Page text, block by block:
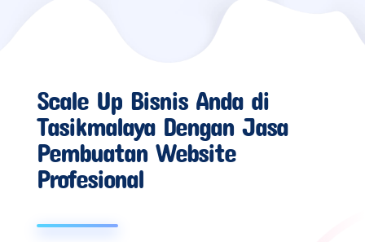
Scale Up Bisnis Anda di
Tasikmalaya Dengan Jasa
Pembuatan Website
Profesional